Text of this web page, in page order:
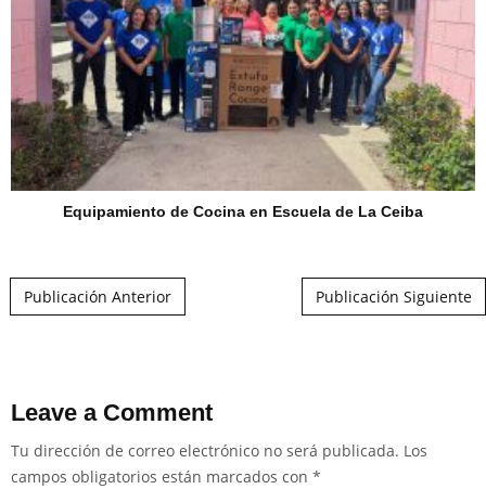
Equipamiento de Cocina en Escuela de La Ceiba
Publicación Anterior Publicación Siguiente
Leave a Comment
Tu dirección de correo electrónico no será publicada. Los
campos obligatorios están marcados con *